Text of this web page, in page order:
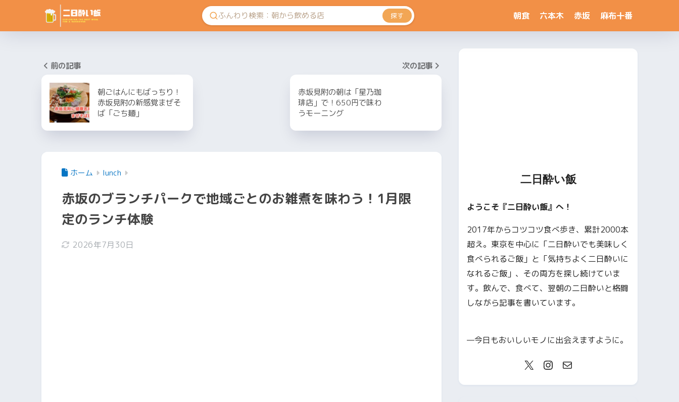
探す 朝食 六本木 赤坂 麻布十番
前の記事
朝ごはんにもばっちり！
赤坂見附の新感覚まぜそ
ば「ごち麺」
次の記事
赤坂見附の朝は「星乃珈
琲店」で！650円で味わ
うモーニング
ホーム lunch
赤坂のブランチパークで地域ごとのお雑煮を味わう！1月限
定のランチ体験
2026年7月30日
二日酔い飯
ようこそ『二日酔い飯』へ！
2017年からコツコツ食べ歩き、累計2000本
超え。東京を中心に「二日酔いでも美味しく
食べられるご飯」と「気持ちよく二日酔いに
なれるご飯」、その両方を探し続けていま
す。飲んで、食べて、翌朝の二日酔いと格闘
しながら記事を書いています。
—今日もおいしいモノに出会えますように。